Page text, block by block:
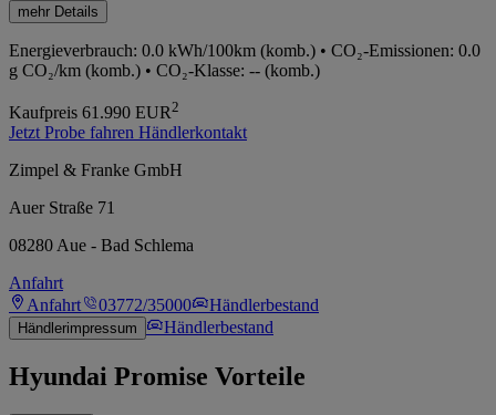
mehr Details
Energieverbrauch: 0.0 kWh/100km (komb.) • CO₂-Emissionen: 0.0
g CO₂/km (komb.) • CO₂-Klasse: -- (komb.)
Kaufpreis 61.990 EUR 2
Jetzt Probe fahren Händlerkontakt
Zimpel & Franke GmbH
Auer Straße 71
08280 Aue - Bad Schlema
Anfahrt
Anfahrt
03772/35000 Händlerbestand
Händlerimpressum Händlerbestand
Hyundai Promise Vorteile